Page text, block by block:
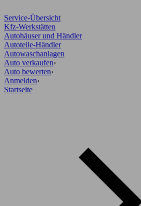
Service-Übersicht
Kfz-Werkstätten
Autohäuser und Händler
Autoteile-Händler
Autowaschanlagen
Auto verkaufen›
Auto bewerten›
Anmelden›
Startseite